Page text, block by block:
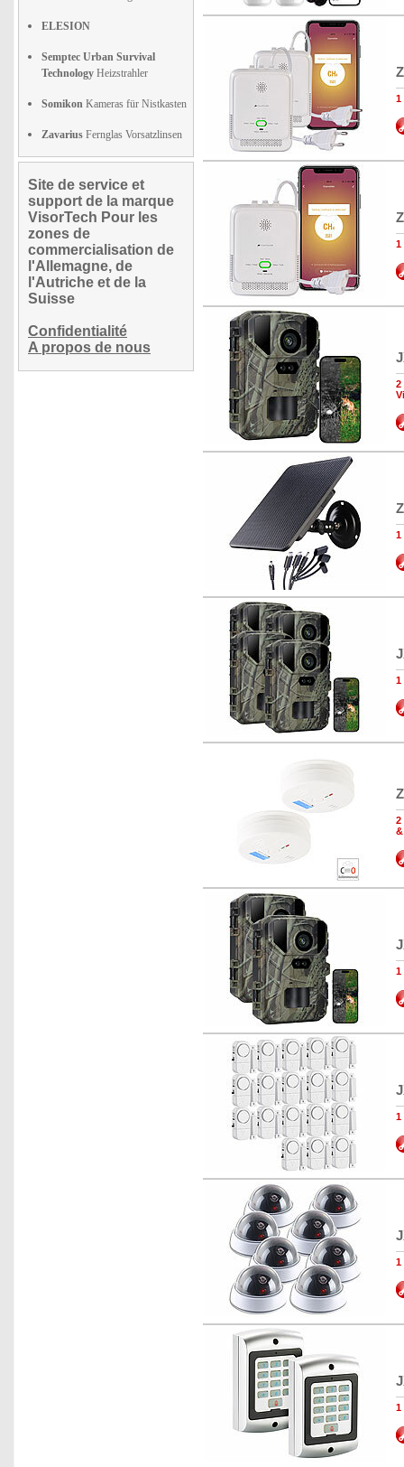
ELESION
Semptec Urban Survival
Technology Heizstrahler
Somikon Kameras für Nistkasten
Zavarius Fernglas Vorsatzlinsen
Site de service et
support de la marque
VisorTech Pour les
zones de
commercialisation de
l'Allemagne, de
l'Autriche et de la
Suisse
Confidentialité
A propos de nous
1
1
2
1
1
2
1
1
1
1